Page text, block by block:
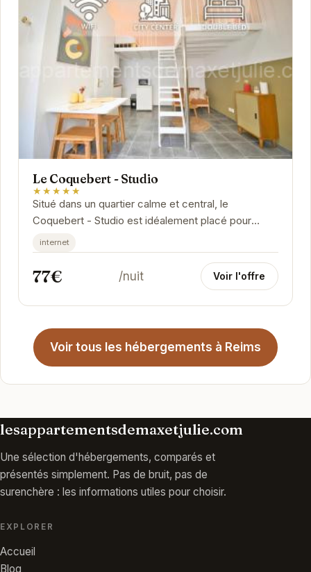
Le Coquebert - Studio
★★★★★
Situé dans un quartier calme et central, le
Coquebert - Studio est idéalement placé pour
explorer les richesses de Reims. À proximité des...
internet
77€ /nuit Voir l'offre
Voir tous les hébergements à Reims
lesappartementsdemaxetjulie.com
Une sélection d'hébergements, comparés et
présentés simplement. Pas de bruit, pas de
surenchère : les informations utiles pour choisir.
EXPLORER
Accueil
Blog